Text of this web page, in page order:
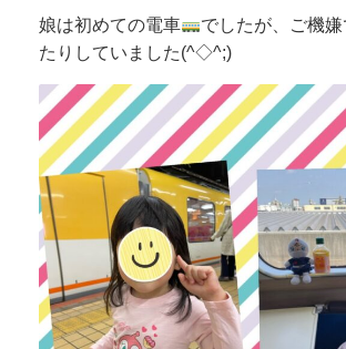
娘は初めての電車
でしたが、ご機
たりしていました(^◇^;)